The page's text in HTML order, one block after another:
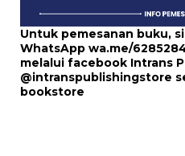
Untuk pemesanan buku,
WhatsApp wa.me/
melalui facebook Intrans
@intranspublishingstore
bookstore